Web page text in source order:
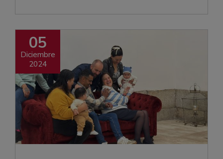
05
Diciembre
2024